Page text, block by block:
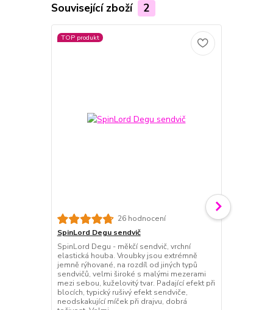
Související zboží 2
TOP produkt
26 hodnocení
SpinLord Degu sendvič
SpinLord Degu - měkčí sendvič, vrchní
elastická houba. Vroubky jsou extrémně
jemně rýhované, na rozdíl od jiných typů
sendvičů, velmi široké s malými mezerami
mezi sebou, kuželovitý tvar. Padající efekt při
blocích, typický rušivý efekt sendviče,
neodskakující míček při drajvu, dobrá